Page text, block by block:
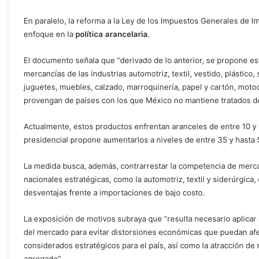
En paralelo, la reforma a la Ley de los Impuestos Generales de
enfoque en la política arancelaria.
El documento señala que “derivado de lo anterior, se propone
mercancías de las industrias automotriz, textil, vestido,
juguetes, muebles, calzado, marroquinería, papel y cartón,
provengan de países con los que México no mantiene tratados
Actualmente, estos productos enfrentan aranceles de entre 10
presidencial propone aumentarlos a niveles de entre 35 y hasta
La medida busca, además, contrarrestar la competencia de
nacionales estratégicas, como la automotriz, textil y
desventajas frente a importaciones de bajo costo.
La exposición de motivos subraya que “resulta necesario
del mercado para evitar distorsiones económicas que puedan
considerados estratégicos para el país, así como la atracción